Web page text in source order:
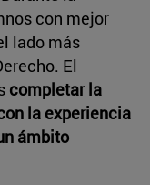
con mejor
lado más
El
completar la
la experiencia
ámbito